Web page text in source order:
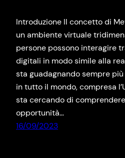
Introduzione Il concetto di
un ambiente virtuale
persone possono interagire
digitali in modo simile alla
sta guadagnando sempre
in tutto il mondo, compresa
sta cercando di
opportunità…
16/09/2023